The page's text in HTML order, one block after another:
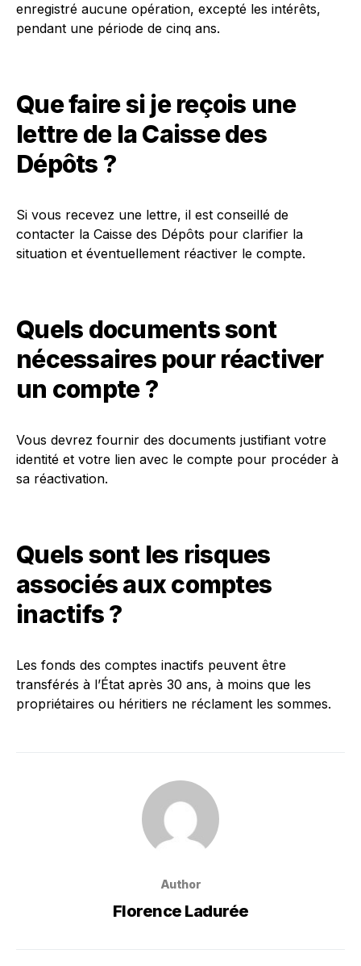
enregistré aucune opération, excepté les intérêts,
pendant une période de cinq ans.
Que faire si je reçois une
lettre de la Caisse des
Dépôts ?
Si vous recevez une lettre, il est conseillé de
contacter la Caisse des Dépôts pour clarifier la
situation et éventuellement réactiver le compte.
Quels documents sont
nécessaires pour réactiver
un compte ?
Vous devrez fournir des documents justifiant votre
identité et votre lien avec le compte pour procéder à
sa réactivation.
Quels sont les risques
associés aux comptes
inactifs ?
Les fonds des comptes inactifs peuvent être
transférés à l’État après 30 ans, à moins que les
propriétaires ou héritiers ne réclament les sommes.
Author
Florence Ladurée